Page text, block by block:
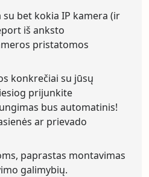
bet kokia IP kamera (ir
iš anksto
pristatomos
konkrečiai su jūsų
prijunkite
bus automatinis!
ar prievado
paprastas montavimas
galimybių.